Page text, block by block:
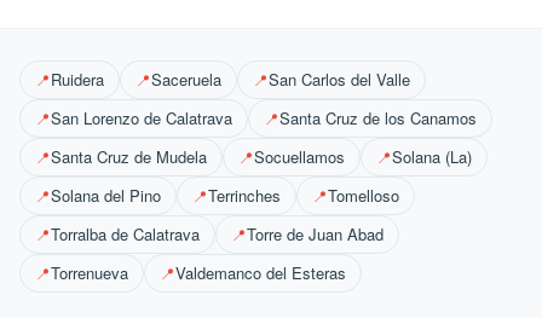
📍Ruidera 📍Saceruela 📍San Carlos del Valle
📍San Lorenzo de Calatrava 📍Santa Cruz de los Canamos
📍Santa Cruz de Mudela 📍Socuellamos 📍Solana (La)
📍Solana del Pino 📍Terrinches 📍Tomelloso
📍Torralba de Calatrava 📍Torre de Juan Abad
📍Torrenueva 📍Valdemanco del Esteras